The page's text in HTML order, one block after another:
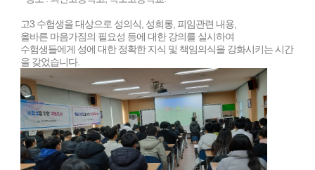
고3 수험생을 대상으로 성의식, 성희롱, 피임관련 내용,
올바른 마음가짐의 필요성 등에 대한 강의를 실시하여
수험생들에게 성에 대한 정확한 지식 및 책임의식을 강화시키는 시간
을 갖었습니다.